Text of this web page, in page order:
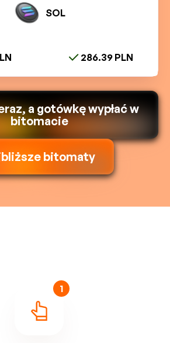
SOL
286.39 PLN
a gotówkę wypłać w
bitomacie
bitomaty
1